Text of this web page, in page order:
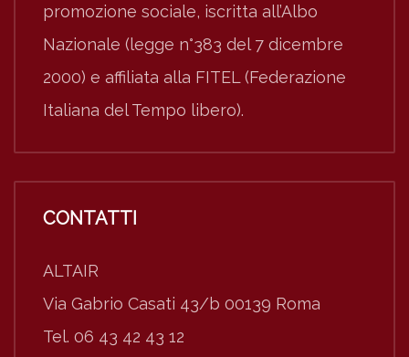
promozione sociale, iscritta all’Albo
Nazionale (legge n°383 del 7 dicembre
2000) e affiliata alla FITEL (Federazione
Italiana del Tempo libero).
CONTATTI
ALTAIR
Via Gabrio Casati 43/b 00139 Roma
Tel. 06 43 42 43 12